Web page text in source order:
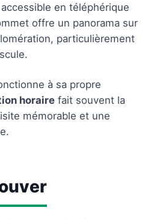
en téléphérique
offre un panorama sur
particulièrement
à sa propre
horaire fait souvent la
mémorable et une